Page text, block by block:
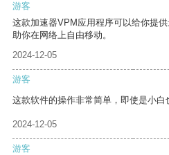
游客
这款加速器VPM应用程序可以给你提
助你在网络上自由移动。
2024-12-05
游客
这款软件的操作非常简单，即使是小白
2024-12-05
游客